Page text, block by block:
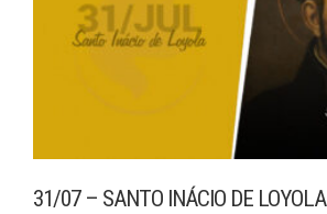
31/07 – SANTO INÁCIO DE LOYOLA